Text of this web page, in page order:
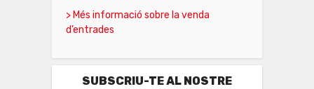
> Més informació sobre la venda
d’entrades
SUBSCRIU-TE AL NOSTRE